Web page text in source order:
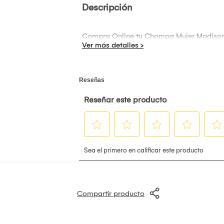
Descripción
Compra Online tu Chompa Mujer
Compartir producto